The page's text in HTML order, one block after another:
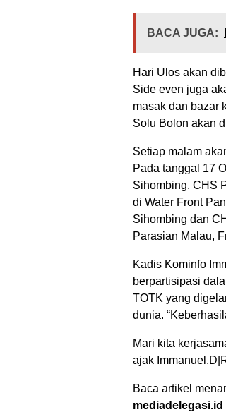
BACA JUGA:
Hari Ulos akan
Side even juga
masak dan bazar
Solu Bolon akan
Setiap malam
Pada tanggal 17
Sihombing, CHS
di Water Front
Sihombing dan
Parasian Malau,
Kadis Kominfo
berpartisipasi
TOTK yang
dunia.
Mari kita
ajak
Baca artikel
mediadelegasi.id